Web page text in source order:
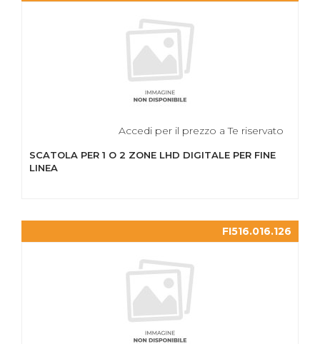
Accedi per il prezzo a Te riservato
SCATOLA PER 1 O 2 ZONE LHD DIGITALE PER FINE
LINEA
FI516.016.126